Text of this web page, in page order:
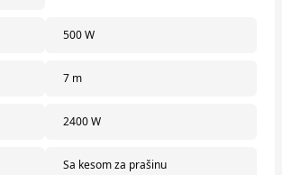
500 W
7 m
2400 W
Sa kesom za prašinu